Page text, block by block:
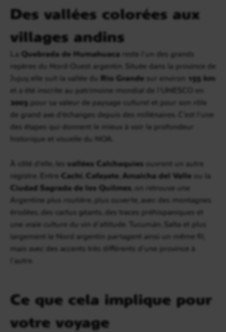
Des vallées colorées aux
villages andins
La Quebrada de Humahuaca reste l’un des grands
repères du Nord-Ouest argentin. Située dans la province de
Jujuy, elle suit la vallée du Río Grande sur environ
155 km
et a été inscrite au patrimoine mondial de l’UNESCO en
2003 pour sa valeur de paysage culturel et pour son rôle
de grand axe d’échanges depuis des millénaires. C’est l’une
des étapes qui donnent le mieux à voir la profondeur
historique et visuelle du NOA.
À côté d’elle, les vallées Calchaquíes ouvrent un autre
registre. Entre Cachi Cafayate Amaicha del Valle ou la
Ciudad Sagrada de los Quilmes , on retrouve une
Argentine plus routière, plus ouverte, avec des montagnes
érodées, des cactus géants, des traces préhispaniques et
une vraie culture du vin d’altitude. Tucumán, Salta et plus
largement le Nord argentin partagent ainsi un même fil,
mais avec des accents très différents d’une province à
l’autre.
Ce que cela implique pour
votre voyage